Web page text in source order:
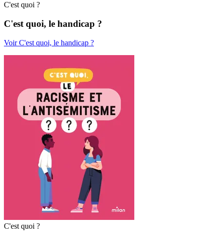
C'est quoi ?
C'est quoi, le handicap ?
Voir C'est quoi, le handicap ?
C'est quoi ?